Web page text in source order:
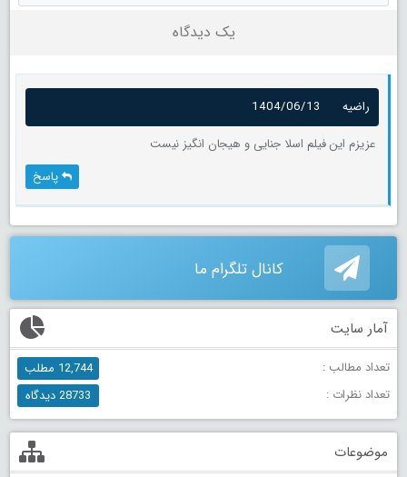
یک دیدگاه
راضیه
1404/06/13
عزیزم این فیلم اسلا جنایی و هیجان انگیز نیست
پاسخ
کانال تلگرام ما
آمار سایت
تعداد مطالب :
12,744 مطلب
تعداد نظرات :
28733 دیدگاه
موضوعات